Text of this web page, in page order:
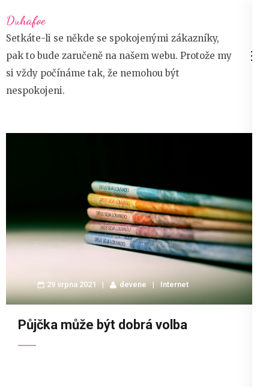
na
obsah
(stiskněte
Enter)
Duhafoe
Setkáte-li se někde se spokojenými zákazníky,
pak to bude zaručeně na našem webu. Protože my
si vždy počínáme tak, že nemohou být
nespokojeni.
29 srpna 2021 devene Internet
Půjčka může být dobrá volba